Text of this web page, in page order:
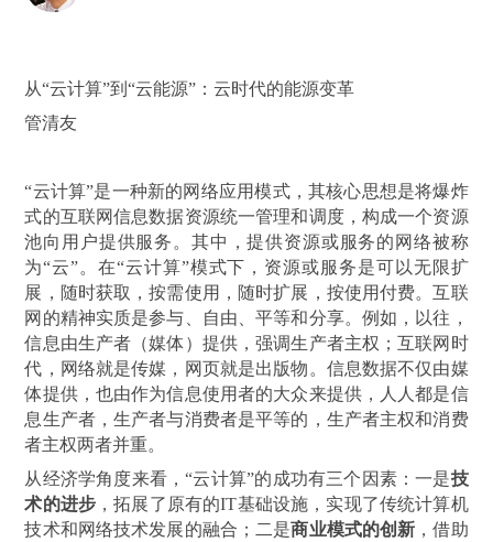
从“云计算”到“云能源”：云时代的能源变革
管清友
“云计算”是一种新的网络应用模式，其核心思想是将爆炸
式的互联网信息数据资源统一管理和调度，构成一个资源
池向用户提供服务。其中，提供资源或服务的网络被称
为“云”。在“云计算”模式下，资源或服务是可以无限扩
展，随时获取，按需使用，随时扩展，按使用付费。互联
网的精神实质是参与、自由、平等和分享。例如，以往，
信息由生产者（媒体）提供，强调生产者主权；互联网时
代，网络就是传媒，网页就是出版物。信息数据不仅由媒
体提供，也由作为信息使用者的大众来提供，人人都是信
息生产者，生产者与消费者是平等的，生产者主权和消费
者主权两者并重。
从经济学角度来看，“云计算”的成功有三个因素：一是技
术的进步 ，拓展了原有的IT基础设施，实现了传统计算机
技术和网络技术发展的融合；二是商业模式的创新 ，借助